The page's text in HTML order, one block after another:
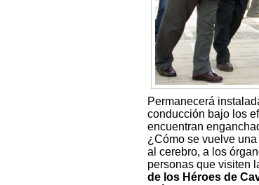
Permanecerá
conducción bajo los
encuentran
¿Cómo se vuelve
al cerebro, a los
personas que visiten
de los Héroes de